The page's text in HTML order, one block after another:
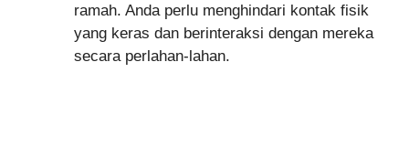
ramah. Anda perlu menghindari kontak fisik
yang keras dan berinteraksi dengan mereka
secara perlahan-lahan.